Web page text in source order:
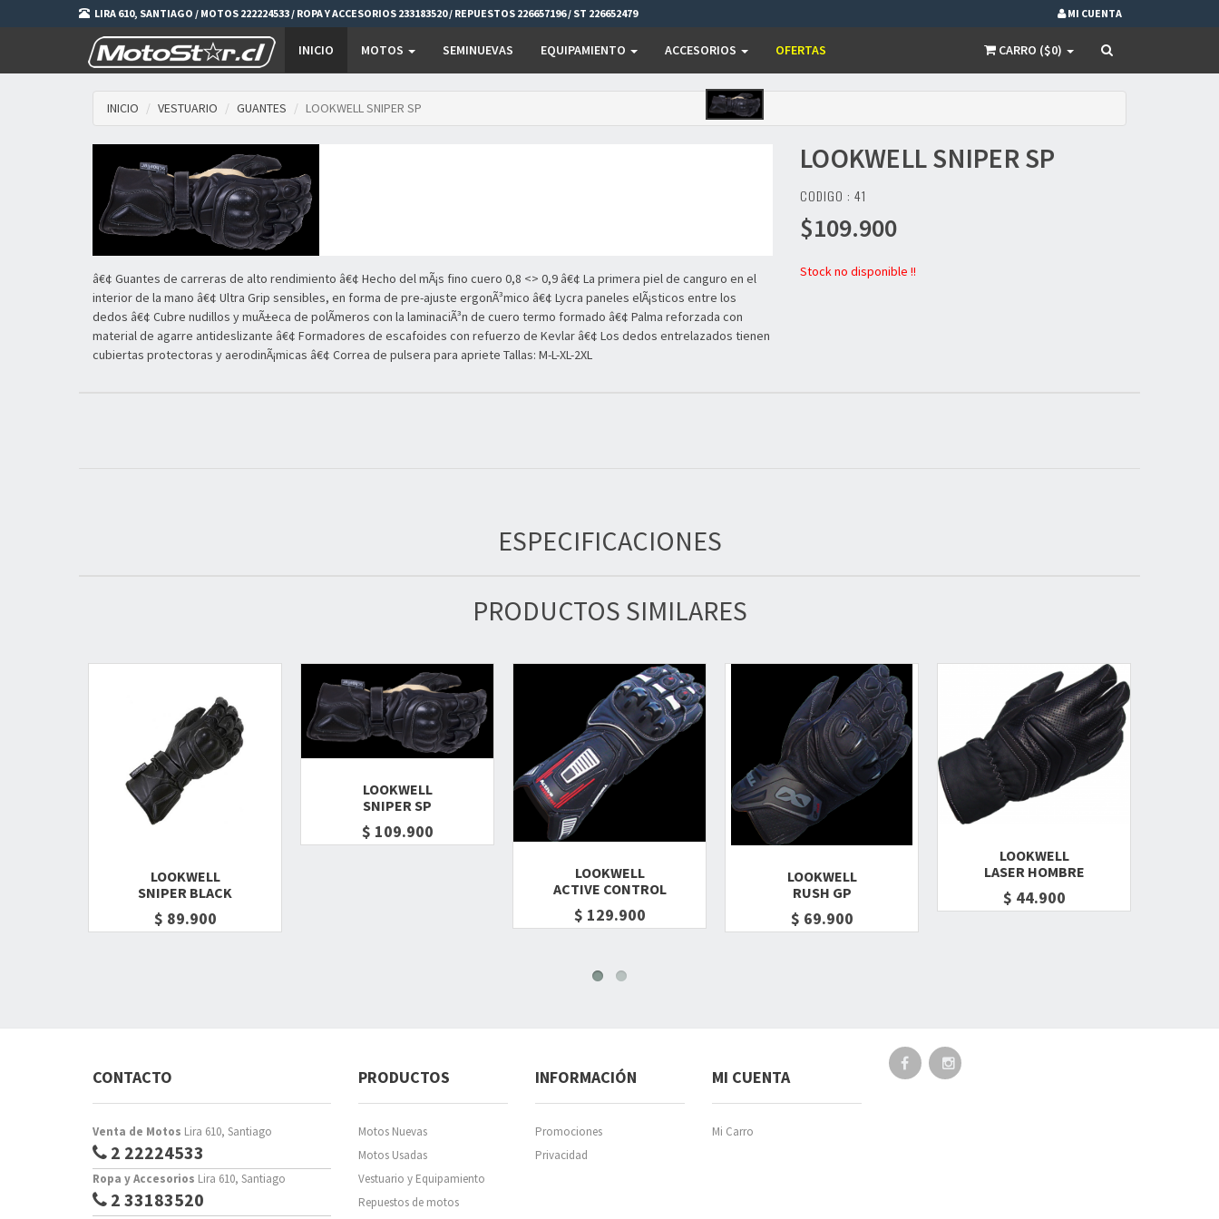
LIRA 610, SANTIAGO / MOTOS 222224533 / ROPA Y ACCESORIOS 233183520 / REPUESTOS 226657196 / ST 226652479 MI CUENTA
INICIO MOTOS SEMINUEVAS EQUIPAMIENTO ACCESORIOS OFERTAS CARRO ($0)
INICIO VESTUARIO GUANTES LOOKWELL SNIPER SP
â€¢ Guantes de carreras de alto rendimiento â€¢ Hecho del mÃ¡s fino cuero 0,8 <> 0,9 â€¢ La primera piel de canguro en el
interior de la mano â€¢ Ultra Grip sensibles, en forma de pre-ajuste ergonÃ³mico â€¢ Lycra paneles elÃ¡sticos entre los
dedos â€¢ Cubre nudillos y muÃ±eca de polÃ­meros con la laminaciÃ³n de cuero termo formado â€¢ Palma reforzada con
material de agarre antideslizante â€¢ Formadores de escafoides con refuerzo de Kevlar â€¢ Los dedos entrelazados tienen
cubiertas protectoras y aerodinÃ¡micas â€¢ Correa de pulsera para apriete Tallas: M-L-XL-2XL
LOOKWELLSNIPER SP
CODIGO : 41
$109.900
Stock no disponible !!
ESPECIFICACIONES
PRODUCTOS SIMILARES
LOOKWELL
SNIPER BLACK
$ 89.900
LOOKWELL
SNIPER SP
$ 109.900
LOOKWELL
ACTIVE CONTROL
$ 129.900
LOOKWELL
RUSH GP
$ 69.900
LOOKWELL
LASER HOMBRE
$ 44.900
CONTACTO
Venta de Motos Lira 610, Santiago
2 22224533
Ropa y Accesorios Lira 610, Santiago
2 33183520
PRODUCTOS
Motos Nuevas
Motos Usadas
Vestuario y Equipamiento
Repuestos de motos
INFORMACIÓN
Promociones
Privacidad
MI CUENTA
Mi Carro